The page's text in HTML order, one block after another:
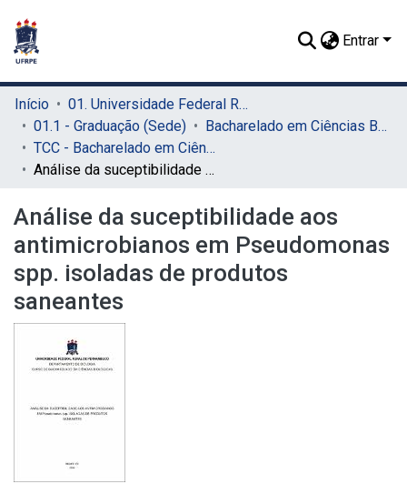
Entrar
Início
01. Universidade Federal Rural de Pernambuco - UFRPE (Sede)
01.1 - Graduação (Sede)
Bacharelado em Ciências Biológicas (Sede)
TCC - Bacharelado em Ciências Biológicas (Sede)
Análise da suceptibilidade aos antimicrobianos em Pseudomonas spp. isoladas de produtos saneantes
Análise da suceptibilidade aos
antimicrobianos em Pseudomonas
spp. isoladas de produtos
saneantes